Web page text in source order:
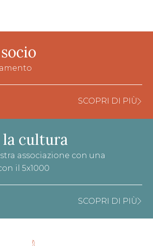
SCOPRI DI PIÙ
cultura
associazione con una
il 5x1000
SCOPRI DI PIÙ